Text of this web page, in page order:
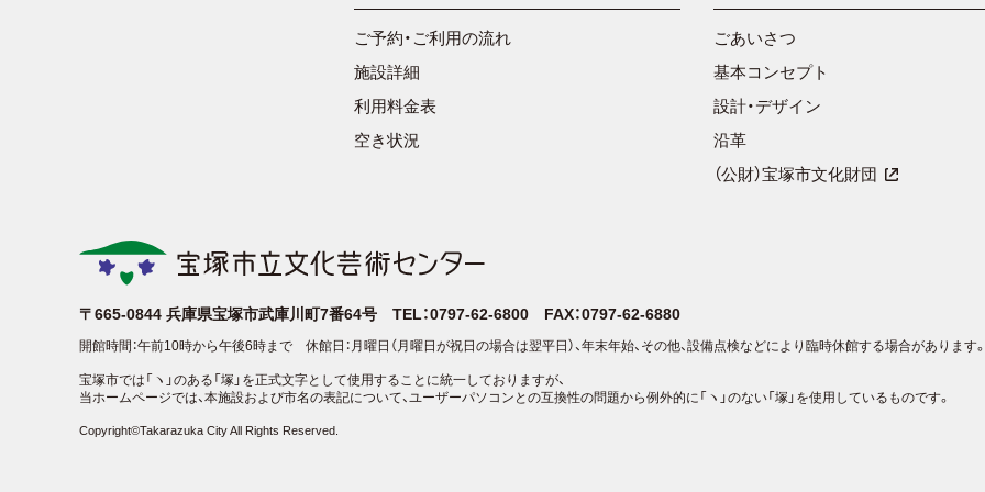
ご予約・ご利用の流れ
施設詳細
利用料金表
空き状況
ごあいさつ
基本コンセプト
設計・デザイン
沿革
（公財）宝塚市文化財団
〒665-0844 兵庫県宝塚市武庫川町7番64号 TEL：0797-62-6800 FAX：0797-62-6880
開館時間：午前10時から午後6時まで 休館日：月曜日（月曜日が祝日の場合は翌平日）、年末年始、その他、設備点検などにより臨時休館する場合があります
宝塚市では「ヽ」のある「塚」を正式文字として使用することに統一しておりますが、
当ホームページでは、本施設および市名の表記について、ユーザーパソコンとの互換性の問題から例外的に「ヽ」のない「塚」を使用しているものです。
Copyright©Takarazuka City All Rights Reserved.